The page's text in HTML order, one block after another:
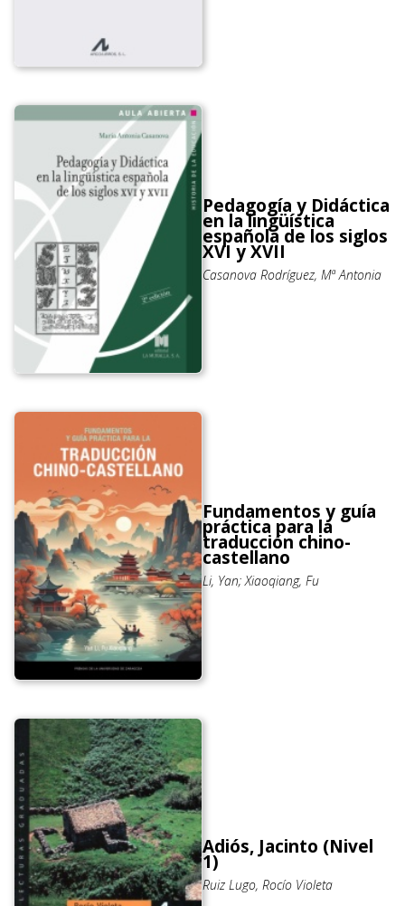
Pedagogía y Didáctica
en la lingüística
española de los siglos
XVI y XVII
Casanova Rodríguez, Mª Antonia
Fundamentos y guía
práctica para la
traducción chino-
castellano
Li, Yan; Xiaoqiang, Fu
Adiós, Jacinto (Nivel
1)
Ruiz Lugo, Rocío Violeta